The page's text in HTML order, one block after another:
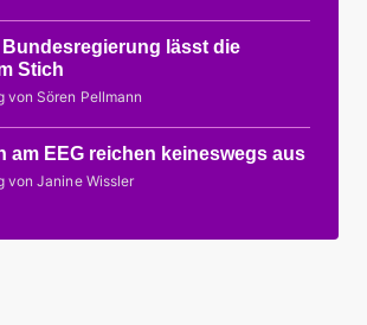
lässt die
Stich
von Sören Pellmann
am EEG reichen keineswegs aus
von Janine Wissler